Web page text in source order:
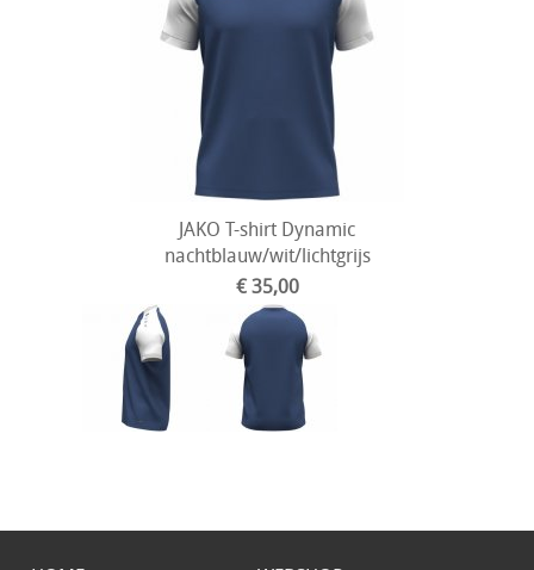
JAKO T-shirt Dynamic
nachtblauw/wit/lichtgrijs
€ 35,00